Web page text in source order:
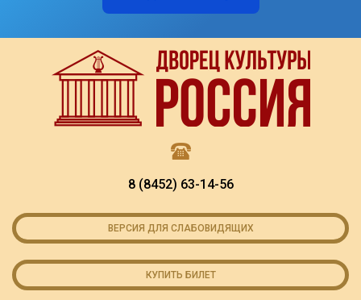
8 (8452) 63-14-56
ВЕРСИЯ ДЛЯ СЛАБОВИДЯЩИХ
КУПИТЬ БИЛЕТ